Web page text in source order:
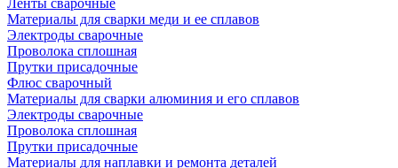
Ленты сварочные
Материалы для сварки меди и ее сплавов
Электроды сварочные
Проволока сплошная
Прутки присадочные
Флюс сварочный
Материалы для сварки алюминия и его сплавов
Электроды сварочные
Проволока сплошная
Прутки присадочные
Материалы для наплавки и ремонта деталей